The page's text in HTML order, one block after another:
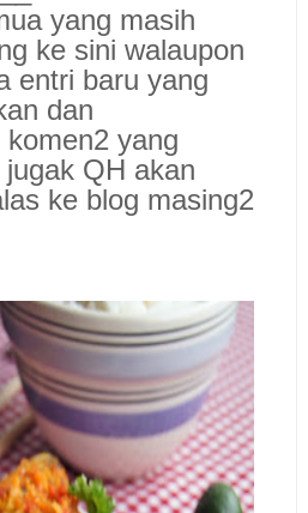
yang masih
ke sini walaupon
entri baru yang
dan
yang
QH akan
ke blog masing2